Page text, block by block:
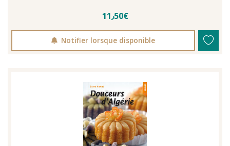
11٫50€
Notifier lorsque disponible